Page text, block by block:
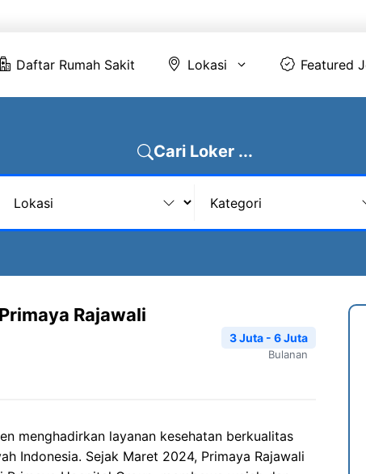
Daftar Rumah Sakit Lokasi Featured
Cari Loker ...
Rajawali
3 Juta - 6 Juta
Bulanan
menghadirkan layanan kesehatan berkualitas
Indonesia. Sejak Maret 2024, Primaya Rajawali